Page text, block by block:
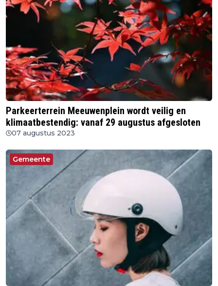
Parkeerterrein Meeuwenplein wordt veilig en
klimaatbestendig: vanaf 29 augustus afgesloten
07 augustus 2023
Gemeente